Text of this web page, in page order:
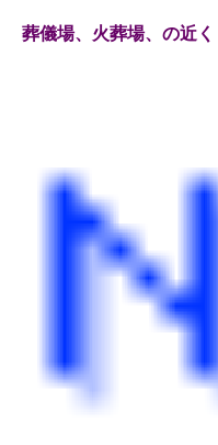
葬儀場、火葬場、の近く